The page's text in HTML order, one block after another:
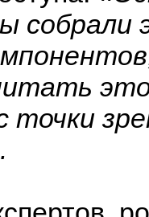
собрали
точки